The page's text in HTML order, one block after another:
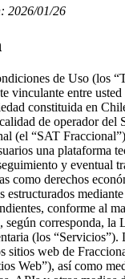
2026/01/26
de Uso (los
vinculante entre
constituida en
de operador del
(el “SAT
una plataforma
y eventual
como derechos
estructurados
conforme al
corresponda, la
(los “Servicios”).
sitios web de
Web”), así como